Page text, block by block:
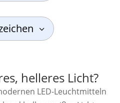
helleres Licht?
LED-Leuchtmitteln